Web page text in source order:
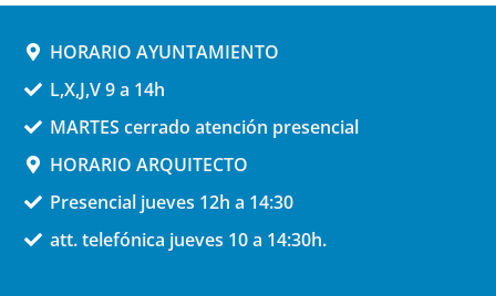
HORARIO AYUNTAMIENTO
L,X,J,V 9 a 14h
MARTES cerrado atención presencial
HORARIO ARQUITECTO
Presencial jueves 12h a 14:30
att. telefónica jueves 10 a 14:30h.